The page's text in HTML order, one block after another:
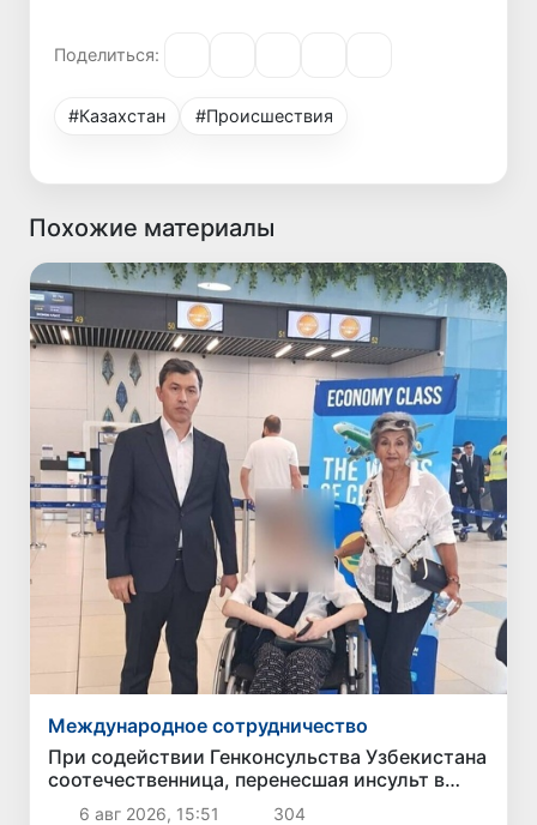
Поделиться:
#Казахстан #Происшествия
Похожие материалы
Международное сотрудничество
При содействии Генконсульства Узбекистана
соотечественница, перенесшая инсульт в
Алматы, вернулась на родину
6 авг 2026, 15:51 304